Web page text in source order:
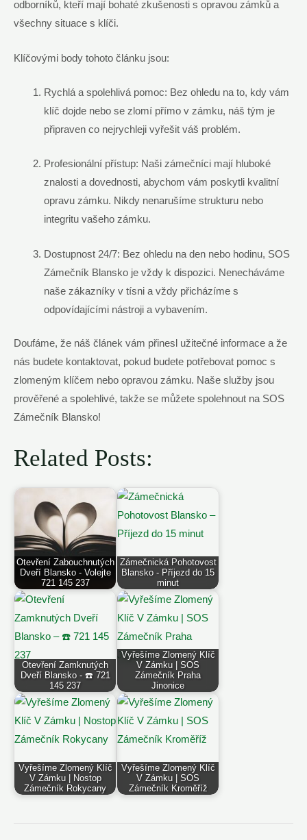
odborníků, kteří mají bohaté zkušenosti s opravou zámků a
všechny situace s klíči.
Klíčovými body tohoto článku jsou:
Rychlá a spolehlivá pomoc: Bez ohledu na to, kdy vám
klíč dojde nebo se zlomí přímo v zámku, náš tým je
připraven co nejrychleji vyřešit váš problém.
Profesionální přístup: Naši zámečníci mají hluboké
znalosti a dovednosti, abychom vám poskytli kvalitní
opravu zámku. Nikdy nenarušíme strukturu nebo
integritu vašeho zámku.
Dostupnost 24/7: Bez ohledu na den nebo hodinu, SOS
Zámečník Blansko je vždy k dispozici. Nenecháváme
naše zákazníky v tísni a vždy přicházíme s
odpovídajícími nástroji a vybavením.
Doufáme, že náš článek vám přinesl užitečné informace a že
nás budete kontaktovat, pokud budete potřebovat pomoc s
zlomeným klíčem nebo opravou zámku. Naše služby jsou
prověřené a spolehlivé, takže se můžete spolehnout na SOS
Zámečník Blansko!
Related Posts:
Otevření Zabouchnutých
Dveří Blansko - Volejte
721 145 237
Zámečnická Pohotovost
Blansko - Příjezd do 15
minut
Otevření Zamknutých
Dveří Blansko - ☎️ 721
145 237
Vyřešíme Zlomený Klíč
V Zámku | SOS
Zámečník Praha
Jinonice
Vyřešíme Zlomený Klíč
V Zámku | Nostop
Zámečník Rokycany
Vyřešíme Zlomený Klíč
V Zámku | SOS
Zámečník Kroměříž